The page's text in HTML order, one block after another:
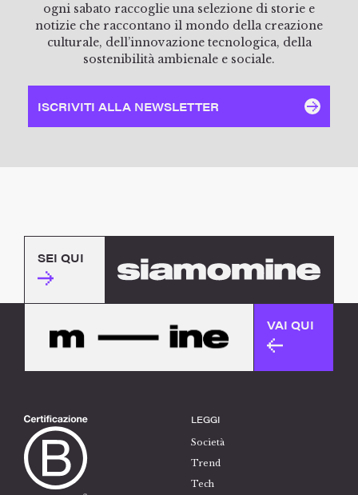
ogni sabato raccoglie una selezione di storie e
notizie che raccontano il mondo della creazione
culturale, dell’innovazione tecnologica, della
sostenibilità ambienale e sociale.
ISCRIVITI ALLA NEWSLETTER
SEI QUI
VAI QUI
LEGGI
Società
Trend
Tech